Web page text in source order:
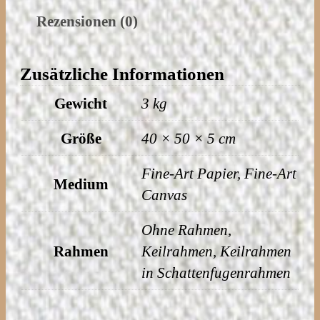
,
0
0
€
b
i
s
3
2
9
,
0
0
A
g
T
o
n
A
c
h
i
p
e
l
Rezensionen (0)
Zusätzliche Informationen
Gewicht 3 kg
Größe 40 × 50 × 5 cm
Medium
Fine-Art Papier, Fine-Art
Canvas
Rahmen
Ohne Rahmen,
Keilrahmen, Keilrahmen
in Schattenfugenrahmen